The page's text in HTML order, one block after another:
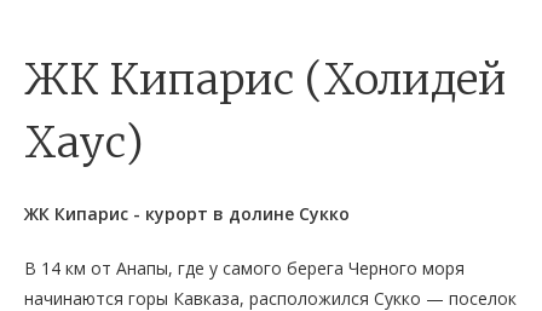
ЖК Кипарис (Холидей
Хаус)
ЖК Кипарис - курорт в долине Сукко
В 14 км от Анапы, где у самого берега Черного моря
начинаются горы Кавказа, расположился Сукко — поселок